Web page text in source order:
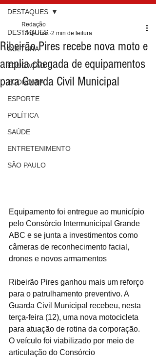
DESTAQUES
CULTURA
EDUCAÇÃO
ECONOMIA
ESPORTE
POLÍTICA
SAÚDE
ENTRETENIMENTO
SÃO PAULO
DESTAQUES
Ribeirão Pires recebe nova moto e
amplia chegada de equipamentos
para Guarda Civil Municipal
Redação
13 de mai. 2 min de leitura
Equipamento foi entregue ao município
pelo Consórcio Intermunicipal Grande
ABC e se junta a investimentos como
câmeras de reconhecimento facial,
drones e novos armamentos
Ribeirão Pires ganhou mais um reforço
para o patrulhamento preventivo. A
Guarda Civil Municipal recebeu, nesta
terça-feira (12), uma nova motocicleta
para atuação de rotina da corporação.
O veículo foi viabilizado por meio de
articulação do Consórcio